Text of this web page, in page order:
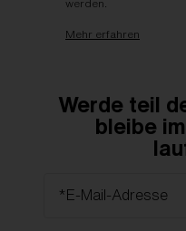
werden.
Mehr erfahren
Werde teil
bleibe
*E-Mail-Adresse